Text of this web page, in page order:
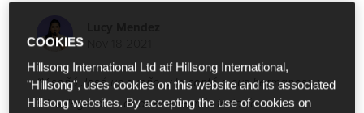
“Y soñó José un sueño, y lo contó a sus hermanos; y
ellos llegaron a aborrecerle más todavía.
COOKIES
Hillsong International Ltd atf Hillsong International,
"Hillsong", uses cookies on this website and its associated
Hillsong websites. By accepting the use of cookies on